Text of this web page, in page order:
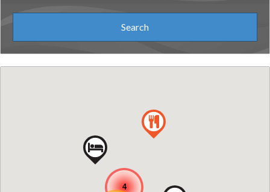
4